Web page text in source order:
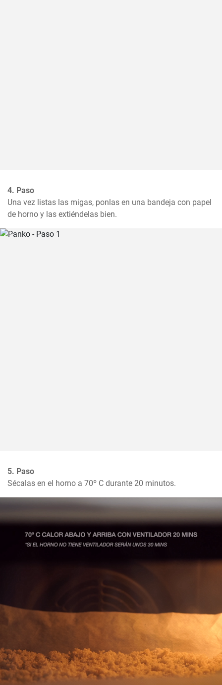
4. Paso
Una vez listas las migas, ponlas en una bandeja con papel
de horno y las extiéndelas bien.
5. Paso
Sécalas en el horno a 70º C durante 20 minutos.